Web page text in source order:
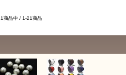
商品中 / 1-21商品